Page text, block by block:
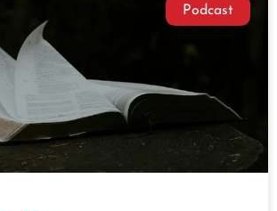
Podcast